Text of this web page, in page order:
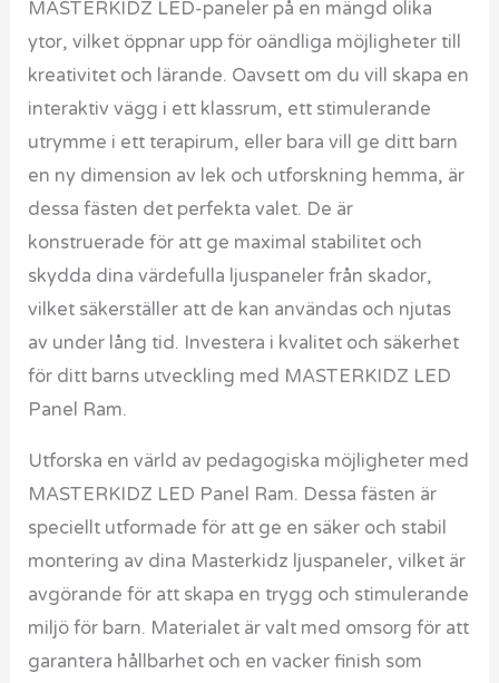
MASTERKIDZ LED-paneler på en mängd olika
ytor, vilket öppnar upp för oändliga möjligheter till
kreativitet och lärande. Oavsett om du vill skapa en
interaktiv vägg i ett klassrum, ett stimulerande
utrymme i ett terapirum, eller bara vill ge ditt barn
en ny dimension av lek och utforskning hemma, är
dessa fästen det perfekta valet. De är
konstruerade för att ge maximal stabilitet och
skydda dina värdefulla ljuspaneler från skador,
vilket säkerställer att de kan användas och njutas
av under lång tid. Investera i kvalitet och säkerhet
för ditt barns utveckling med MASTERKIDZ LED
Panel Ram.
Utforska en värld av pedagogiska möjligheter med
MASTERKIDZ LED Panel Ram. Dessa fästen är
speciellt utformade för att ge en säker och stabil
montering av dina Masterkidz ljuspaneler, vilket är
avgörande för att skapa en trygg och stimulerande
miljö för barn. Materialet är valt med omsorg för att
garantera hållbarhet och en vacker finish som